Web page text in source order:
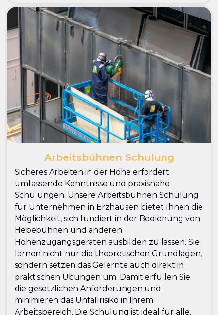
Arbeitsbühnen Schulung
Sicheres Arbeiten in der Höhe erfordert
umfassende Kenntnisse und praxisnahe
Schulungen. Unsere Arbeitsbühnen Schulung
für Unternehmen in Erzhausen bietet Ihnen die
Möglichkeit, sich fundiert in der Bedienung von
Hebebühnen und anderen
Höhenzugangsgeräten ausbilden zu lassen. Sie
lernen nicht nur die theoretischen Grundlagen,
sondern setzen das Gelernte auch direkt in
praktischen Übungen um. Damit erfüllen Sie
die gesetzlichen Anforderungen und
minimieren das Unfallrisiko in Ihrem
Arbeitsbereich. Die Schulung ist ideal für alle,